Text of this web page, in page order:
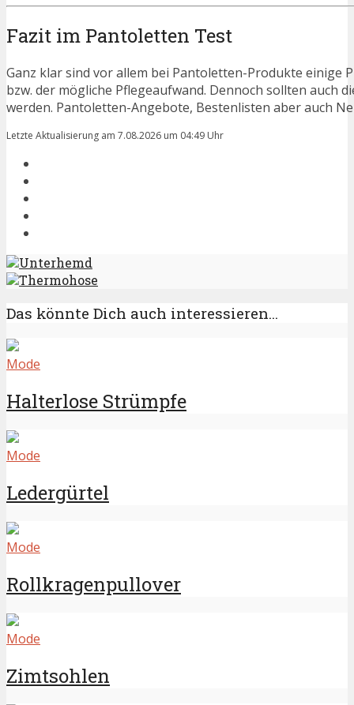
Fazit im Pantoletten Test
Ganz klar sind vor allem bei Pantoletten-Produkte einige
bzw. der mögliche Pflegeaufwand. Dennoch sollten auch
werden. Pantoletten-Angebote, Bestenlisten aber auch
Letzte Aktualisierung am 7.08.2026 um 04:49 Uhr
Unterhemd
Thermohose
Das könnte Dich auch interessieren...
Mode
Halterlose Strümpfe
Mode
Ledergürtel
Mode
Rollkragenpullover
Mode
Zimtsohlen